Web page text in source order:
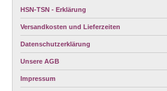
HSN-TSN - Erklärung
Versandkosten und Lieferzeiten
Datenschutzerklärung
Unsere AGB
Impressum